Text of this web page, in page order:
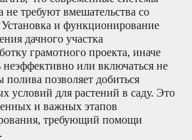
не требуют вмешательства со
и функционирование
дачного участка
грамотного проекта, иначе
неэффективно или включаться не
позволяет добиться
условий для растений в саду. Это
и важных этапов
требующий помощи